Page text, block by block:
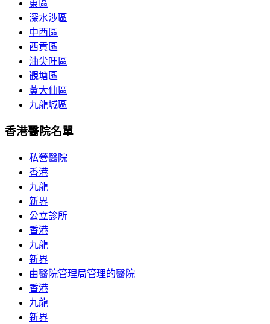
東區
深水涉區
中西區
西貢區
油尖旺區
觀塘區
黃大仙區
九龍城區
香港醫院名單
私營醫院
香港
九龍
新界
公立診所
香港
九龍
新界
由醫院管理局管理的醫院
香港
九龍
新界